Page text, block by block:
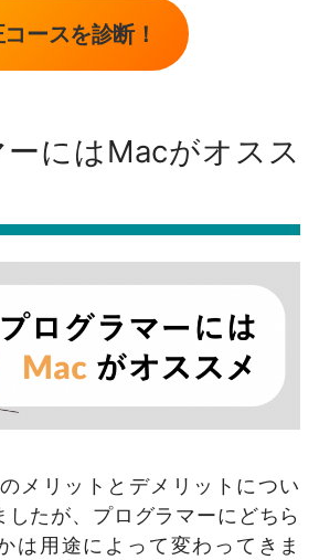
ースを診断！
にはMacがオスス
メリットとデメリットについ
したが、プログラマーにどちら
は用途によって変わってきま